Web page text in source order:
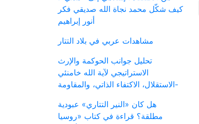
كيف شكّل محمد نجاة الله صديقي فكر
أنور إبراهيم
مشاهدات عربي في بلاد التتار
تحليل جوانب الحوكمة والإرث
الاستراتيجي لآية الله خامنئي
-الاستقلال، الاكتفاء الذاتي، والمقاومة
هل كان «النير التتاري» عبودية
مطلقة؟ قراءة في كتاب «روسيا